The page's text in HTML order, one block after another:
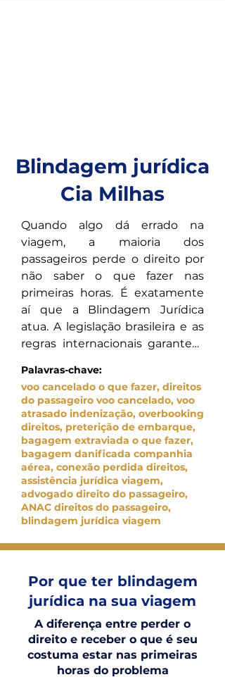
Blindagem jurídica
Cia Milhas
Quando algo dá errado na
viagem, a maioria dos
passageiros perde o direito por
não saber o que fazer nas
primeiras horas. É exatamente
aí que a Blindagem Jurídica
atua. A legislação brasileira e as
regras internacionais garantem
reacomodação e, em vários
casos, indenização em situações
como cancelamento de voo,
atraso longo, preterição por
overbooking, bagagem
extraviada ou danificada e
conexão perdida por culpa da
companhia. O problema é que a
companhia aérea não vai te
explicar isso no balcão. Com a
Cia Milhas você tem orientação
que registrar no momento do
ocorrido, que é quando a prova
jurídico especializado em direito
do consumidor e do passageiro
para conduzir o caso depois.
Você viaja sabendo que, se algo
Palavras-chave:
voo cancelado o que fazer, direitos
do passageiro voo cancelado, voo
atrasado indenização, overbooking
direitos, preterição de embarque,
bagagem extraviada o que fazer,
bagagem danificada companhia
aérea, conexão perdida direitos,
assistência jurídica viagem,
advogado direito do passageiro,
ANAC direitos do passageiro,
blindagem jurídica viagem
Por que ter blindagem
jurídica na sua viagem
A diferença entre perder o
direito e receber o que é seu
costuma estar nas primeiras
horas do problema